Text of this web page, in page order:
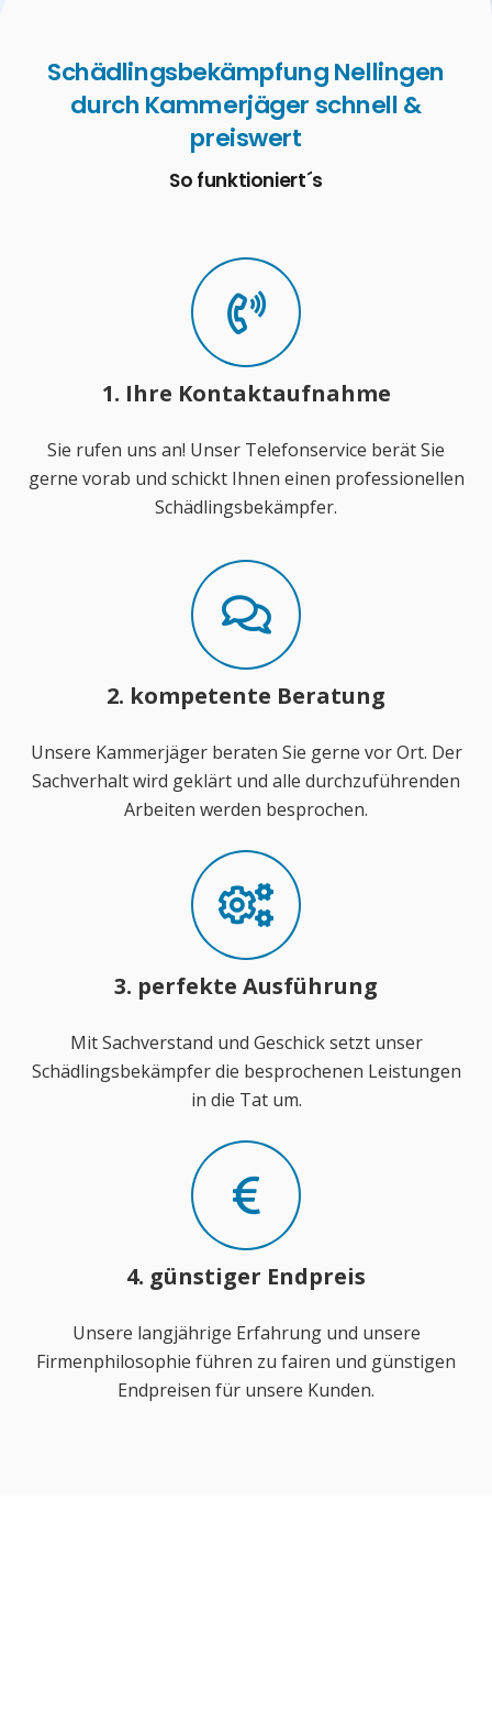
Schädlingsbekämpfung Nellingen
durch Kammerjäger schnell &
preiswert
So funktioniert´s
1. Ihre Kontaktaufnahme
Sie rufen uns an! Unser Telefonservice berät Sie
gerne vorab und schickt Ihnen einen professionellen
Schädlingsbekämpfer.
2. kompetente Beratung
Unsere Kammerjäger beraten Sie gerne vor Ort. Der
Sachverhalt wird geklärt und alle durchzuführenden
Arbeiten werden besprochen.
3. perfekte Ausführung
Mit Sachverstand und Geschick setzt unser
Schädlingsbekämpfer die besprochenen Leistungen
in die Tat um.
4. günstiger Endpreis
Unsere langjährige Erfahrung und unsere
Firmenphilosophie führen zu fairen und günstigen
Endpreisen für unsere Kunden.